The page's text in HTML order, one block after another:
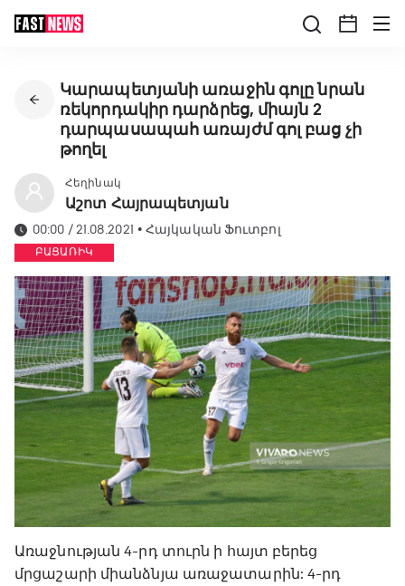
Կարապետյանի առաջին գոլը նրան
ռեկորդակիր դարձրեց, միայն 2
դարպասապահ առայժմ գոլ բաց չի
թողել
Հեղինակ
Աշոտ Հայրապետյան
00:00 / 21.08.2021 •Հայկական Ֆուտբոլ
ԲԱՑԱՌԻԿ
Առաջնության 4-րդ տուրն ի հայտ բերեց
մրցաշարի միանձնյա առաջատարին: 4-րդ